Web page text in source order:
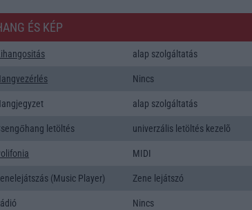
ÉS KÉP
alap szolgáltatás
Nincs
alap szolgáltatás
letöltés univerzális letöltés kezelõ
MIDI
(Music Player) Zene lejátszó
Nincs